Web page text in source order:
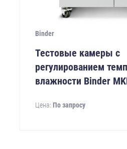
Binder
Тестовые камеры с
регулированием
влажности Binder
Цена: По запросу